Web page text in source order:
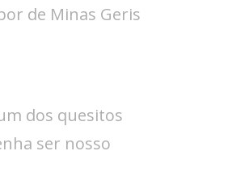
de Minas Geris
dos quesitos
ser nosso